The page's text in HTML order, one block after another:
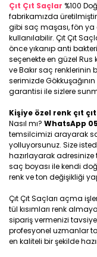
Çıt Çıt Saçlar %100
fabrikamızda üretilmiştir.
gibi saç maşası, fön ya
kullanılabilir. Çıt Çıt
önce yıkanıp anti
seçenekte en güzel Rus
ve Bakır saç renklerinin
serimizde
garantisi ile sizlere
Kişiye özel renk çıt
Nasıl mı? WhatsApp
temsilcimizi arayarak
yolluyorsunuz. Size
hazırlayarak adresinize
saç boyası ile kendi
renk ve ton değişikliği
Çıt Çıt Saçları açma
tül kısımları renk
sipariş vermenizi tavsiye
profesyonel uzmanlar
en kaliteli bir şekilde